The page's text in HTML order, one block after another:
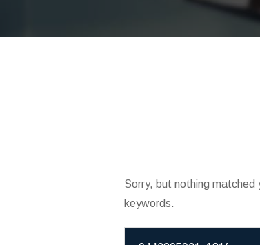
Sorry, but nothing
keywords.